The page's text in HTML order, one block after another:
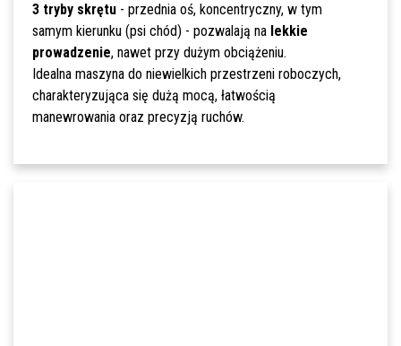
3 tryby skrętu- przednia oś, koncentryczny, w tym
samym kierunku (psi chód) - pozwalają na lekkie
prowadzenie, nawet przy dużym obciążeniu.
Idealna maszyna do niewielkich przestrzeni roboczych,
charakteryzująca się dużą mocą, łatwością
manewrowania oraz precyzją ruchów.